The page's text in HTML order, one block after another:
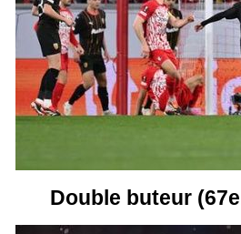
Double buteur